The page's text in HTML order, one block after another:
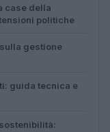
case della
politiche
gestione
guida tecnica e